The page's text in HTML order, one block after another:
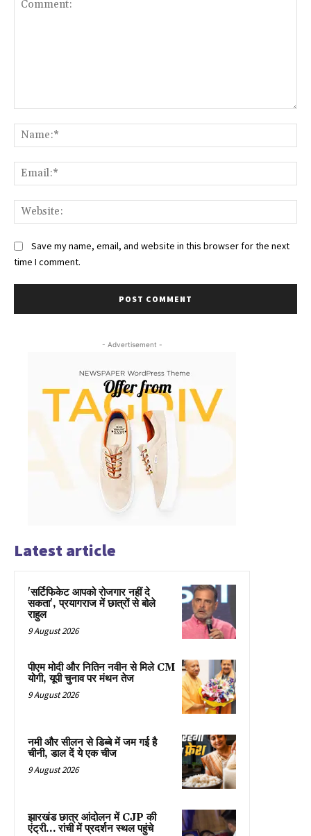
Save my name, email, and website in this browser for the next
time I comment.
- Advertisement -
Latest article
'सर्टिफिकेट आपको रोजगार नहीं दे
सकता', प्रयागराज में छात्रों से बोले
राहुल
9 August 2026
पीएम मोदी और नितिन नवीन से मिले CM
योगी, यूपी चुनाव पर मंथन तेज
9 August 2026
नमी और सीलन से डिब्बे में जम गई है
चीनी, डाल दें ये एक चीज
9 August 2026
झारखंड छात्र आंदोलन में CJP की
एंट्री… रांची में प्रदर्शन स्थल पहुंचे